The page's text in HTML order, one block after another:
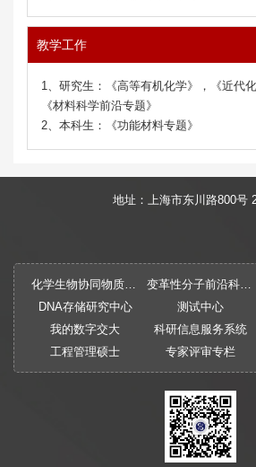
教学工作
1、研究生：《高等有机化学》，《近代
《材料科学前沿专题》
2、本科生：《功能材料专题》
地址：上海市东川路800号
化学生物协同物质创制全国重点实验室 变革性分子前沿科学中心
DNA存储研究中心
测试中心
我的数字交大
科研信息服务系统
工程管理硕士
专家评审专栏